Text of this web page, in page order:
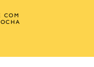
COM